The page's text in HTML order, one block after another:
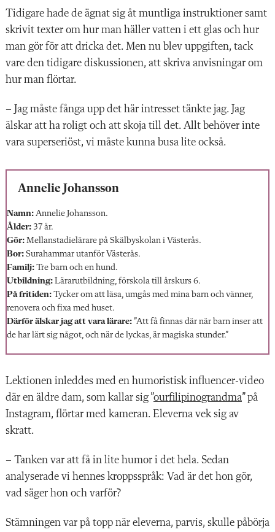
Tidigare hade de ägnat sig åt muntliga instruktioner samt
skrivit texter om hur man häller vatten i ett glas och hur
man gör för att dricka det. Men nu blev uppgiften, tack
vare den tidigare diskussionen, att skriva anvisningar om
hur man flörtar.
– Jag måste fånga upp det här intresset tänkte jag. Jag
älskar att ha roligt och att skoja till det. Allt behöver inte
vara super­seriöst, vi måste kunna busa lite också.
Annelie Johansson
Namn: Annelie Johansson.
Ålder: 37 år.
Gör: Mellanstadielärare på Skälbyskolan i Västerås.
Bor: Surahammar utanför Västerås.
Familj: Tre barn och en hund.
Utbildning: Lärarutbildning, förskola till årskurs 6.
På fritiden: Tycker om att läsa, umgås med mina barn och vänner,
renovera och fixa med huset.
Därför älskar jag att vara lärare: ”Att få finnas där när barn inser att
de har lärt sig något, och när de lyckas, är magiska stunder.”
Lektionen inleddes med en humoristisk influencer-video
där en äldre dam, som kallar sig ”ourfilipinograndma” på
Instagram, flörtar med kameran. Eleverna vek sig av
skratt.
– Tanken var att få in lite humor i det hela. Sedan
analyserade vi hennes kroppsspråk: Vad är det hon gör,
vad säger hon och varför?
Stämningen var på topp när eleverna, parvis, skulle påbörja